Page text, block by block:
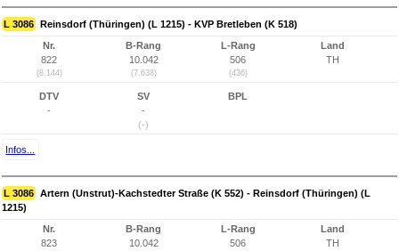
L 3086 Reinsdorf (Thüringen) (L 1215) - KVP Bretleben (K 518)
Nr.
822
(8.144)
B-Rang
10.042
(7.638)
L-Rang
506
(436)
Land
TH
DTV
-
SV
-
(-)
BPL
Infos...
L 3086 Artern (Unstrut)-Kachstedter Straße (K 552) - Reinsdorf (Thüringen) (L
1215)
Nr.
823
B-Rang
10.042
L-Rang
506
Land
TH